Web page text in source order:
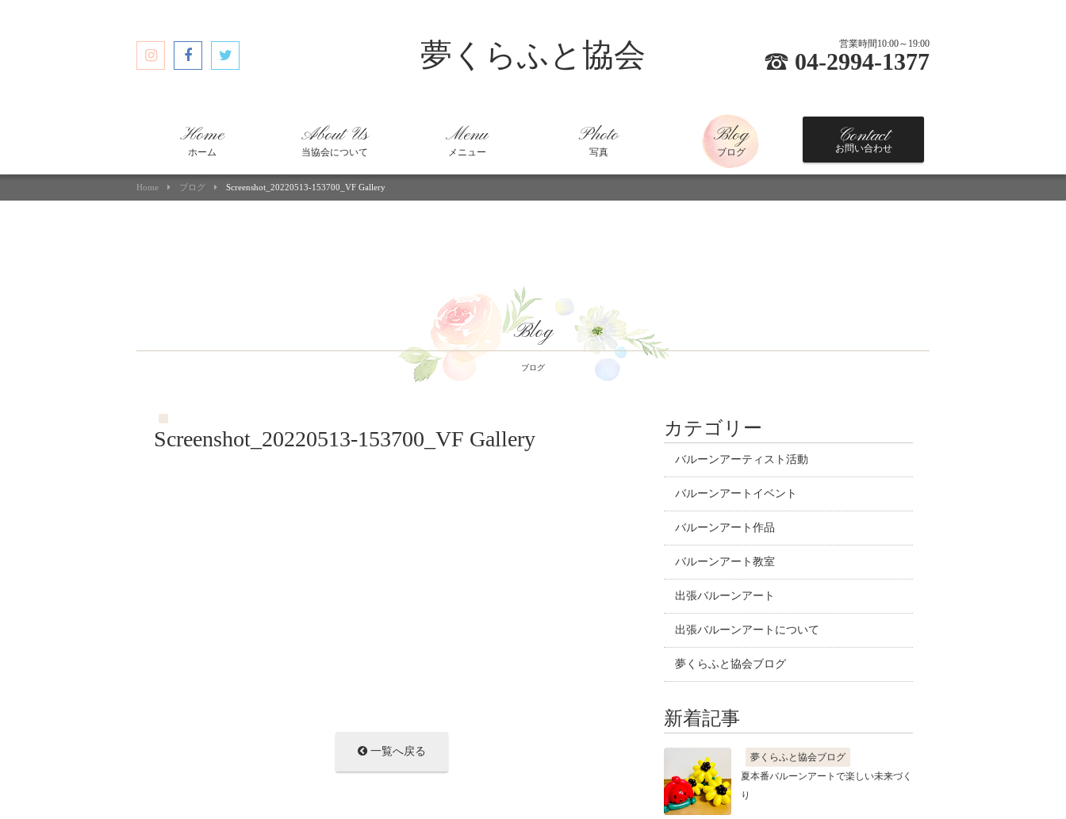
夢くらふと協会 営業時間10:00～19:00
04-2994-1377
Home
ホーム
About Us
当協会について
Menu
メニュー
Photo
写真
Blog
ブログ
Contact
お問い合わせ
Home ブログ Screenshot_20220513-153700_VF Gallery
Blog
ブログ
Screenshot_20220513-153700_VF Gallery
一覧へ戻る
カテゴリー
バルーンアーティスト活動
バルーンアートイベント
バルーンアート作品
バルーンアート教室
出張バルーンアート
出張バルーンアートについて
夢くらふと協会ブログ
新着記事
夢くらふと協会ブログ
夏本番バルーンアートで楽しい未来づく
り